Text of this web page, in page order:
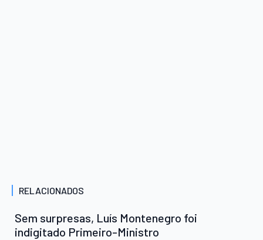
RELACIONADOS
Sem surpresas, Luís Montenegro foi
indigitado Primeiro-Ministro